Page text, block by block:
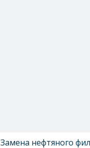
Замена нефтяного